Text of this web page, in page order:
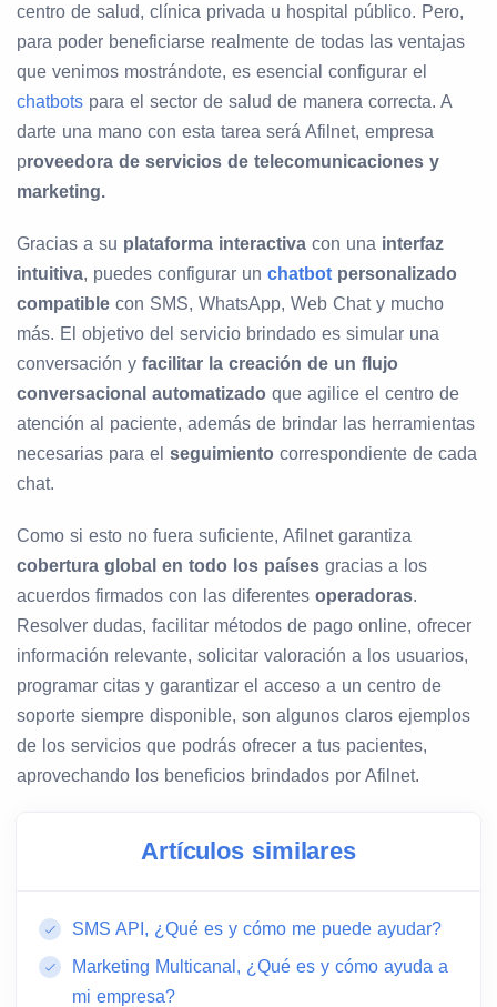
centro de salud, clínica privada u hospital público. Pero,
para poder beneficiarse realmente de todas las ventajas
que venimos mostrándote, es esencial configurar el
chatbots para el sector de salud de manera correcta. A
darte una mano con esta tarea será Afilnet, empresa
proveedora de servicios de telecomunicaciones y
marketing.
Gracias a su plataforma interactiva con una interfaz
intuitiva, puedes configurar un chatbot personalizado
compatible con SMS, WhatsApp, Web Chat y mucho
más. El objetivo del servicio brindado es simular una
conversación y facilitar la creación de un flujo
conversacional automatizado que agilice el centro de
atención al paciente, además de brindar las herramientas
necesarias para el seguimiento correspondiente de cada
chat.
Como si esto no fuera suficiente, Afilnet garantiza
cobertura global en todo los países gracias a los
acuerdos firmados con las diferentes operadoras.
Resolver dudas, facilitar métodos de pago online, ofrecer
información relevante, solicitar valoración a los usuarios,
programar citas y garantizar el acceso a un centro de
soporte siempre disponible, son algunos claros ejemplos
de los servicios que podrás ofrecer a tus pacientes,
aprovechando los beneficios brindados por Afilnet.
Artículos similares
SMS API, ¿Qué es y cómo me puede ayudar?
Marketing Multicanal, ¿Qué es y cómo ayuda a
mi empresa?